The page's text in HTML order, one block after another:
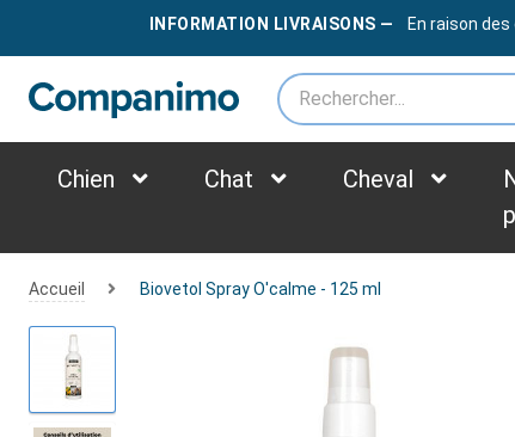
LIVRAISON OFFERTEDÈS79€
INFORMATION LIVRAISONS —
En raison
Chien Chat Cheval
Accueil Biovetol Spray O'calme - 125 ml